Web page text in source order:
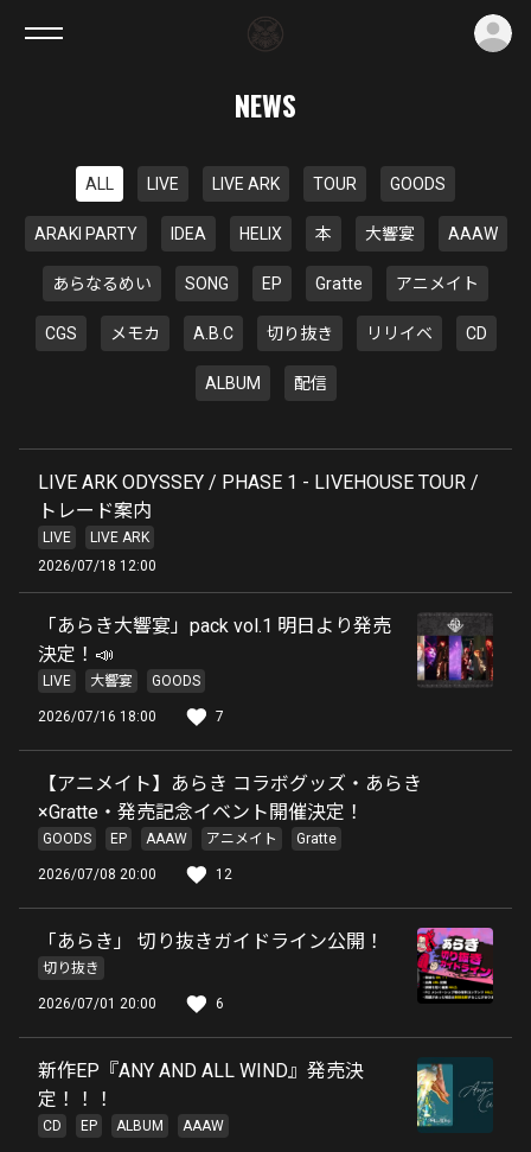
NEWS
ALL LIVE LIVE ARK TOUR GOODS
ARAKI PARTY IDEA HELIX 本 大響宴 AAAW
あらなるめい SONG EP Gratte アニメイト
CGS メモカ A.B.C 切り抜き リリイベ CD
ALBUM 配信
LIVE ARK ODYSSEY / PHASE 1 - LIVEHOUSE TOUR /
トレード案内
LIVE
LIVE ARK
2026/07/18 12:00
「あらき大響宴」pack vol.1 明日より発売
決定！📣
LIVE 大響宴 GOODS
2026/07/16 18:00 7
【アニメイト】あらき コラボグッズ・あらき
×Gratte・発売記念イベント開催決定！
GOODS EP AAAW アニメイト Gratte
2026/07/08 20:00 12
「あらき」 切り抜きガイドライン公開！
切り抜き
2026/07/01 20:00 6
新作EP『ANY AND ALL WIND』発売決
定！！！
CD EP ALBUM AAAW